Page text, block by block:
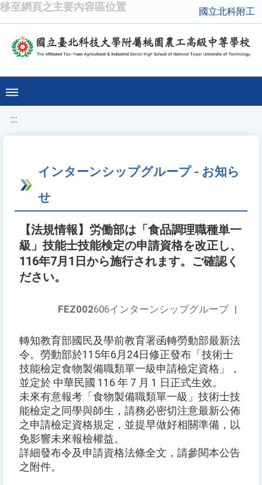
移至網頁之主要內容區位置 國立北科附工
:::
インターンシップグループ - お知ら
せ
【法規情報】労働部は「食品調理職種単一
級」技能士技能検定の申請資格を改正し、
116年7月1日から施行されます。ご確認く
ださい。
FEZ002606インターンシップグループ |
轉知教育部國民及學前教育署函轉勞動部最新法
令。勞動部於115年6月24日修正發布「技術士
技能檢定食物製備職類單一級申請檢定資格」，
並定於 中華民國 116 年 7 月 1 日正式生效。
未來有意報考「食物製備職類單一級」技術士技
能檢定之同學與師生，請務必密切注意最新公佈
之申請檢定資格規定，並提早做好相關準備，以
免影響未來報檢權益。
詳細發布令及申請資格法條全文，請參閱本公告
之附件。